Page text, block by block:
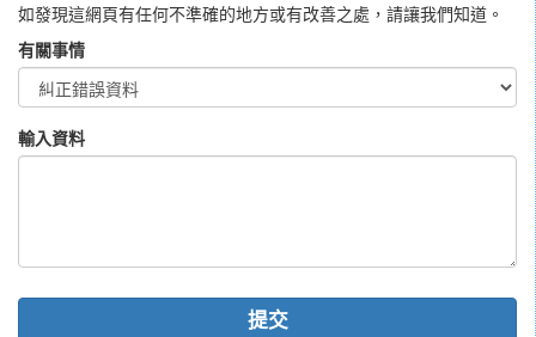
如發現這網頁有任何不準確的地方或有改善之處，請讓我們知道。
有關事情
輸入資料
提交